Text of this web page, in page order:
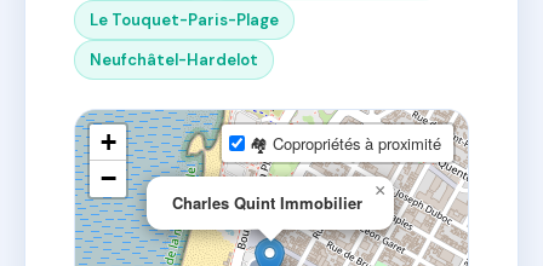
Le Touquet-Paris-Plage
Neufchâtel-Hardelot
Charles Quint Immobilier
×
+
−
🏘 Copropriétés à proximité